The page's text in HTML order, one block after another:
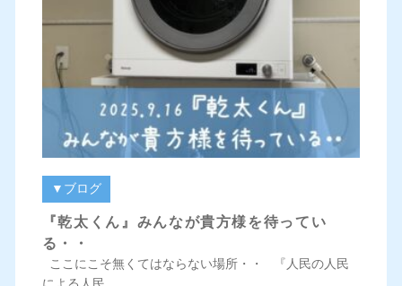
▼ブログ
『乾太くん』みんなが貴方様を待ってい
る・・
ここにこそ無くてはならない場所・・ 『人民の人民